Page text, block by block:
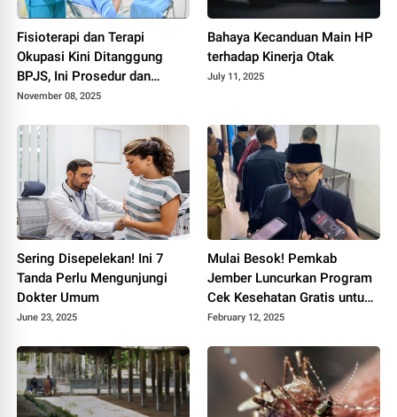
Fisioterapi dan Terapi
Okupasi Kini Ditanggung
BPJS, Ini Prosedur dan
Syaratnya
November 08, 2025
Bahaya Kecanduan Main HP
terhadap Kinerja Otak
July 11, 2025
Sering Disepelekan! Ini 7
Tanda Perlu Mengunjungi
Dokter Umum
June 23, 2025
Mulai Besok! Pemkab
Jember Luncurkan Program
Cek Kesehatan Gratis untuk
Setiap Warga yang Berulang
February 12, 2025